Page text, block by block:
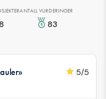
ANTALL VURDERINGER
83
5/5